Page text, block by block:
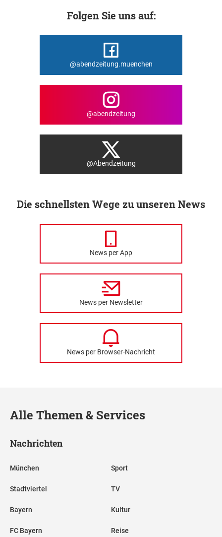
Folgen Sie uns auf:
@abendzeitung.muenchen
@abendzeitung
@Abendzeitung
Die schnellsten Wege zu unseren News
News per App
News per Newsletter
News per Browser-Nachricht
Alle Themen & Services
Nachrichten
München
Stadtviertel
Bayern
FC Bayern
Sport
TV
Kultur
Reise